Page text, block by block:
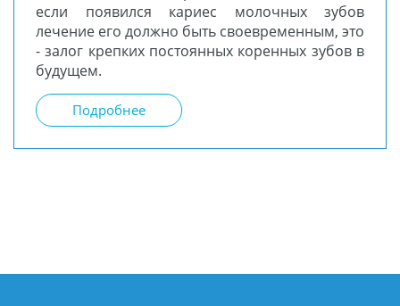
если появился кариес молочных зубов
лечение его должно быть своевременным, это
- залог крепких постоянных коренных зубов в
будущем.
Подробнее